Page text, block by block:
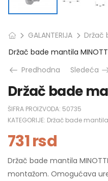
GALANTERIJA
Držač
Držač bade mantila
Predhodna
Sledeća
Držač bade
ŠIFRA PROIZVODA: 50735
KATEGORIJE: Držač bade mantila
731rsd
Držač bade mantila
montažom. Omogućava